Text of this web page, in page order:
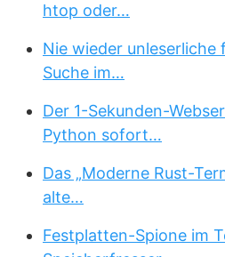
htop oder…
Nie wieder
Suche im…
Der 1-Sekunden-
Python sofort…
Das „Moderne Rust-
alte…
Festplatten-Spione im